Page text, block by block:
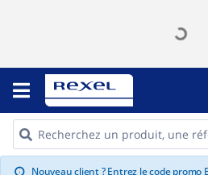
info Nouveau client ? Entrez le code promo